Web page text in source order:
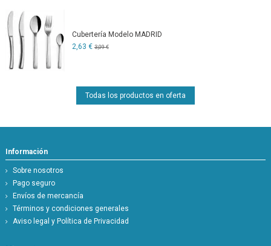
Cubertería Modelo MADRID
2,63 € 3,09 €
Todas los productos en oferta
Información
Sobre nosotros
Pago seguro
Envíos de mercancía
Términos y condiciones generales
Aviso legal y Política de Privacidad